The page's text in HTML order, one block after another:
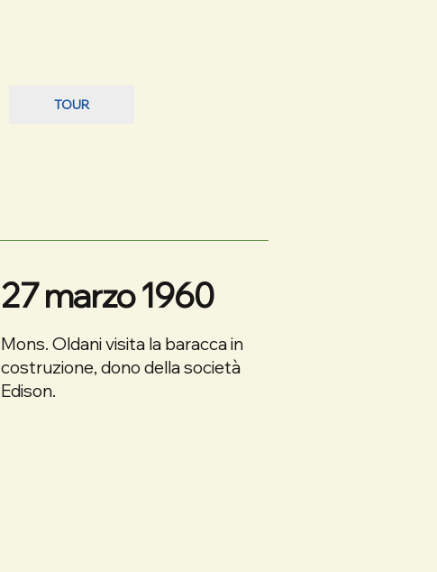
TOUR
27 marzo 1960
Mons. Oldani visita la baracca in
costruzione, dono della società
Edison.